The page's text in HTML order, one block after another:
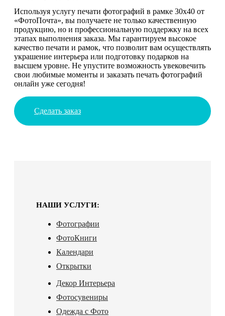
Используя услугу печати фотографий в рамке 30х40 от
«ФотоПочта», вы получаете не только качественную
продукцию, но и профессиональную поддержку на всех
этапах выполнения заказа. Мы гарантируем высокое
качество печати и рамок, что позволит вам осуществлять
украшение интерьера или подготовку подарков на
высшем уровне. Не упустите возможность увековечить
свои любимые моменты и заказать печать фотографий
онлайн уже сегодня!
Сделать заказ
НАШИ УСЛУГИ:
Фотографии
ФотоКниги
Календари
Открытки
Декор Интерьера
Фотосувениры
Одежда с Фото